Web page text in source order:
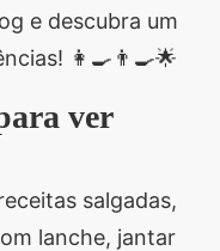
e descubra um
👩‍🍳👨‍🍳🌟
ver
salgadas,
lanche, jantar